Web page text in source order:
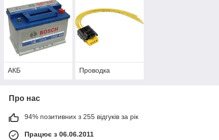
АКБ Проводка
Про нас
94% позитивних з 255 відгуків за рік
Працює з 06.06.2011